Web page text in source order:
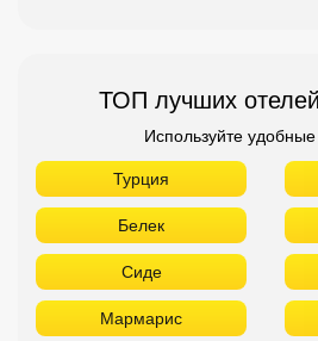
ТОП лучших
Используйте
Турция
Белек
Сиде
Мармарис